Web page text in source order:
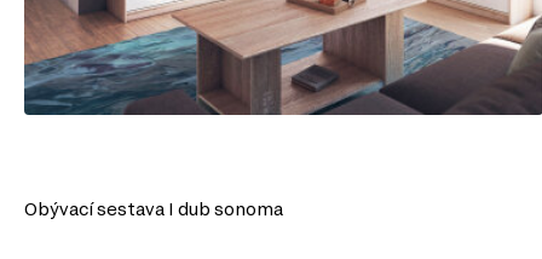
Kolejničkové vedení jsou speciální mechanismy, které
pohyb nábytkových prvků, jako jsou zásuvky, vysouvací
na základě kovových lišt vybavených koly, které minimalizují
klouzání pohyblivých částí.
a vnitřní (upevňuje se na zásuvku). Mezi nimi jsou umístěná kola,
Obývací sestava I dub sonoma